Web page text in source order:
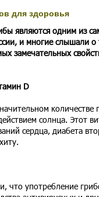
для здоровья
являются одним из
и многие слышали
замечательных
D
солнца. Этот
сердца, диабета
что употребление